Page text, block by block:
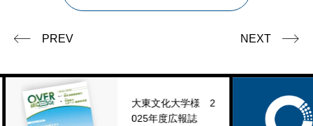
PREV NEXT
大東文化大学様 2
025年度広報誌
年